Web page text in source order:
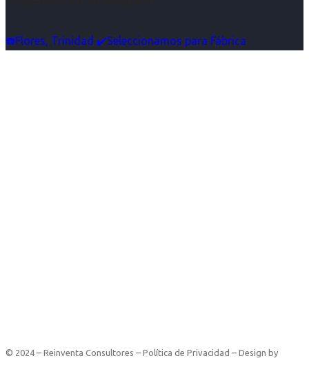
☎️Flores, Trinidad ✔️Seleccionamos para Fábrica
© 2024 – Reinventa Consultores – Política de Privacidad – Design by